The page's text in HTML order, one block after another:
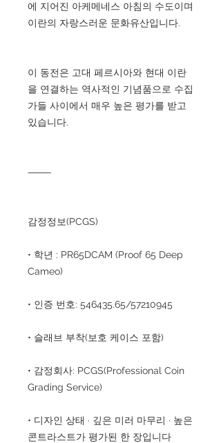
에 지어진 아케메네스 아침의 수도이며
이란의 자랑스러운 문화유산입니다.
이 동전은 고대 페르시아와 현대 이란
을 연결하는 역사적인 기념품으로 수집
가들 사이에서 매우 높은 평가를 받고
있습니다.
⸻
감정정보(PCGS)
• 학년 : PR65DCAM (Proof 65 Deep
Cameo)
• 인증 번호: 546435.65/57210945
• 슬래브 부착(보호 케이스 포함)
• 감정회사: PCGS(Professional Coin
Grading Service)
• 디자인 상태 · 깊은 미러 마무리 · 높은
콘트라스트가 평가된 한 장입니다